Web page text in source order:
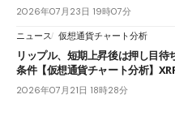
2026年07月23日 19時07分
ニュース 仮想通貨チャート分析
リップル、短期上昇後は押し目
条件【仮想通貨チャート分析】
2026年07月21日 18時28分